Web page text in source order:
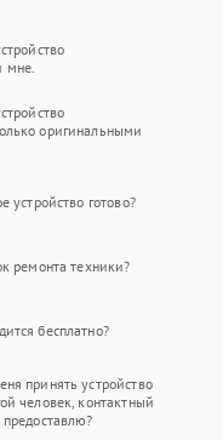
мне.
оригинальными
устройство готово?
ремонта техники?
бесплатно?
принять устройство
человек, контактный